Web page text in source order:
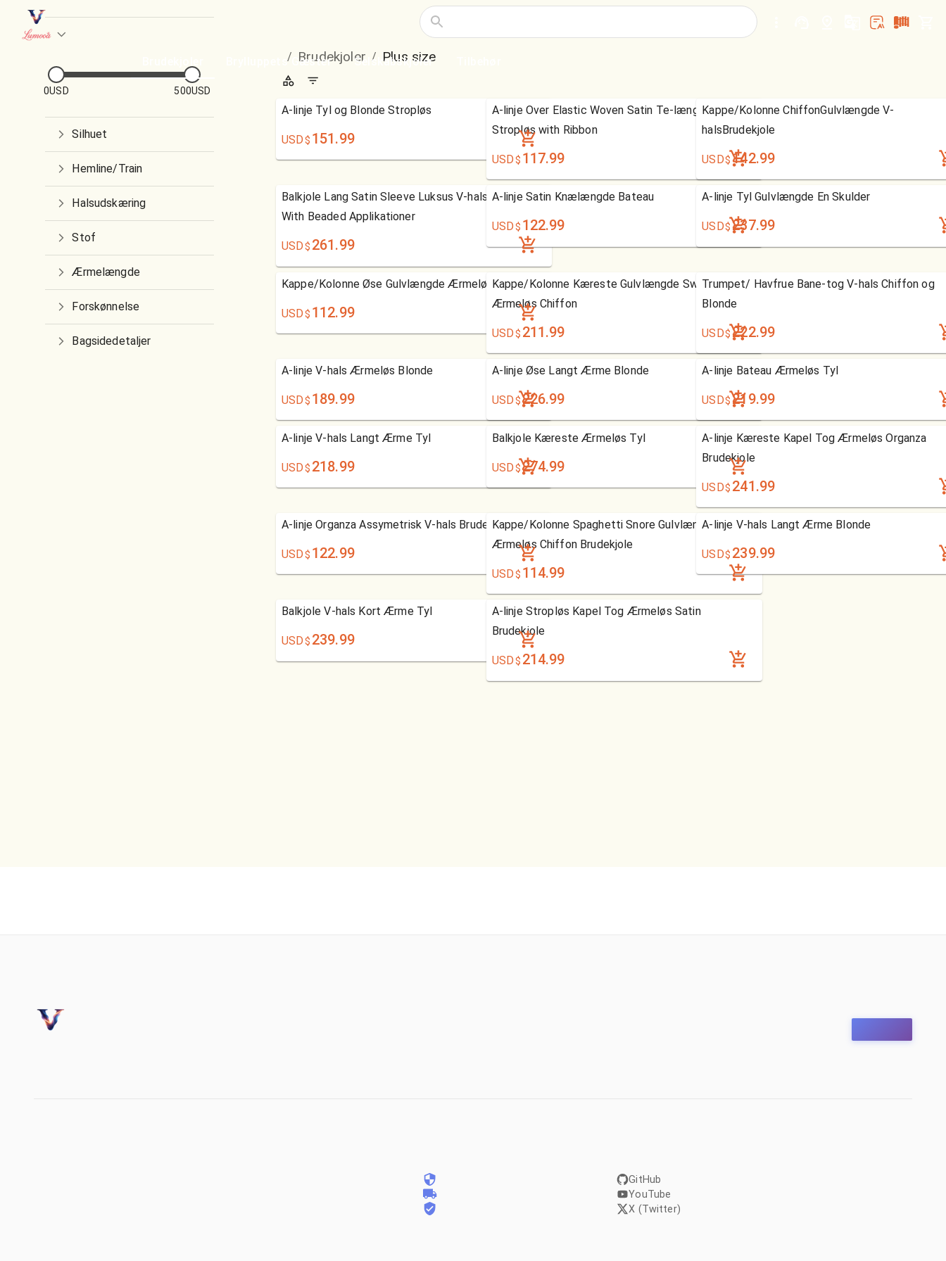
Brylluppets Gæster Selskabskjoler
0USD 500USD
Silhuet
Hemline/Train
Halsudskæring
Stof
Ærmelængde
Forskønnelse
Bagsidedetaljer
/ Brudekjoler / Plus size
A-linje Tyl og Blonde Stropløs
USD$ 151.99
A-linje Over Elastic Woven Satin Te-længde Chiffon
Stropløs with Ribbon
USD$ 117.99
Kappe/Kolonne ChiffonGulvlængde V-
halsBrudekjole
USD$ 142.99
Balkjole Lang Satin Sleeve Luksus V-hals Brudekjole
With Beaded Applikationer
USD$ 261.99
A-linje Satin Knælængde Bateau
USD$ 122.99
A-linje Tyl Gulvlængde En Skulder
USD$ 237.99
Kappe/Kolonne Øse Gulvlængde Ærmeløs Chiffon
USD$ 112.99
Kappe/Kolonne Kæreste Gulvlængde Sweep Train
Ærmeløs Chiffon
USD$ 211.99
Trumpet/ Havfrue Bane-tog V-hals Chiffon og
Blonde
USD$ 222.99
A-linje V-hals Ærmeløs Blonde
USD$ 189.99
A-linje Øse Langt Ærme Blonde
USD$226.99
A-linje Bateau Ærmeløs Tyl
USD$ 219.99
A-linje V-hals Langt Ærme Tyl
USD$ 218.99
Balkjole Kæreste Ærmeløs Tyl
USD$274.99
A-linje Kæreste Kapel Tog Ærmeløs Organza
Brudekjole
USD$ 241.99
A-linje Organza Assymetrisk V-hals Brudekjole
USD$ 122.99
Kappe/Kolonne Spaghetti Snore Gulvlængde
Ærmeløs Chiffon Brudekjole
USD$ 114.99
A-linje V-hals Langt Ærme Blonde
USD$ 239.99
Balkjole V-hals Kort Ærme Tyl
USD$ 239.99
A-linje Stropløs Kapel Tog Ærmeløs Satin
Brudekjole
USD$ 214.99
GitHub
YouTube
X (Twitter)